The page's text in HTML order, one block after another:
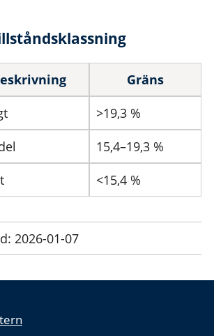
Gräns
>19,3 %
15,4–19,3 %
<15,4 %
2026-01-07